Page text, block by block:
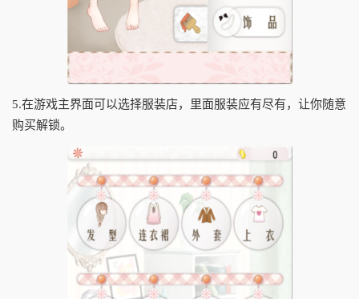
5.在游戏主界面可以选择服装店，里面服装应有尽有，让你随意
购买解锁。